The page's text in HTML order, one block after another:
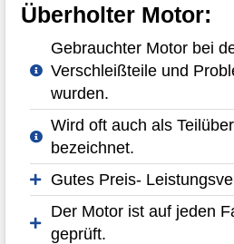
Überholter Motor:
Gebrauchter Motor bei
Verschleißteile und
wurden.
Wird oft auch als
bezeichnet.
Gutes Preis-
Der Motor ist auf jeden
geprüft.